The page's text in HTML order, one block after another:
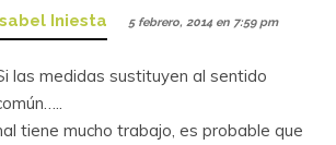
Iniesta 5 febrero, 2014 en 7:59 pm
las medidas sustituyen al sentido
tiene mucho trabajo, es probable que